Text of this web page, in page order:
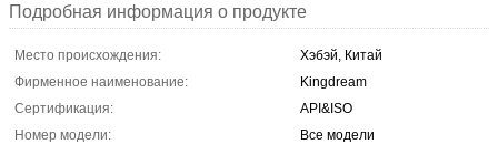
Подробная информация о продукте
Место происхождения:
Хэбэй, Китай
Фирменное наименование:
Kingdream
Сертификация:
API&ISO
Номер модели:
Все модели